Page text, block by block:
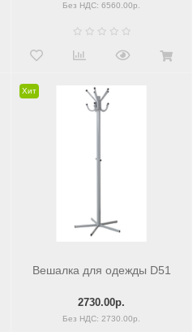
Без НДС: 6560.00р.
Хит
Вешалка для одежды D51
2730.00р.
Без НДС: 2730.00р.